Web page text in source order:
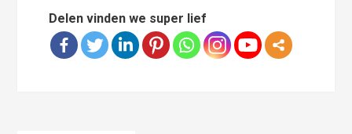
Delen vinden we super lief